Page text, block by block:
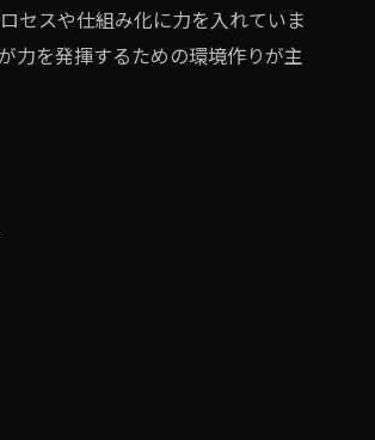
セスや仕組み化に力を入れていま
力を発揮するための環境作りが主